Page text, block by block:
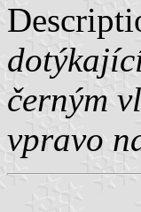
černým
vpravo